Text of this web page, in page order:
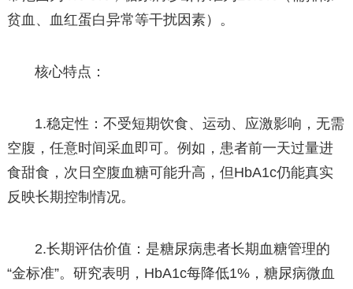
贫血、血红蛋白异常等干扰因素）。
核心特点：
1.稳定性：不受短期饮食、运动、应激影响，无需
空腹，任意时间采血即可。例如，患者前一天过量进
食甜食，次日空腹血糖可能升高，但HbA1c仍能真实
反映长期控制情况。
2.长期评估价值：是糖尿病患者长期血糖管理的
“金标准”。研究表明，HbA1c每降低1%，糖尿病微血